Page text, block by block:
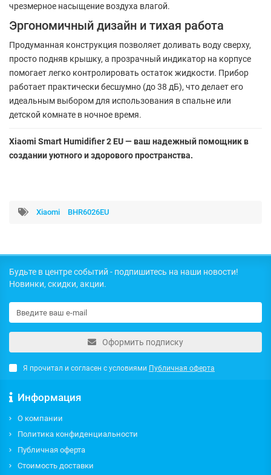
чрезмерное насыщение воздуха влагой.
Эргономичный дизайн и тихая работа
Продуманная конструкция позволяет доливать воду сверху,
просто подняв крышку, а прозрачный индикатор на корпусе
помогает легко контролировать остаток жидкости. Прибор
работает практически бесшумно (до 38 дБ), что делает его
идеальным выбором для использования в спальне или
детской комнате в ночное время.
Xiaomi Smart Humidifier 2 EU — ваш надежный помощник в
создании уютного и здорового пространства.
Xiaomi BHR6026EU
Будьте в центре событий - подпишитесь на наши новости!
Новинки, скидки, акции.
Оформить подписку
Я прочитал и согласен с условиями Публичная оферта
Информация
О компании
Политика конфиденциальности
Публичная оферта
Стоимость доставки